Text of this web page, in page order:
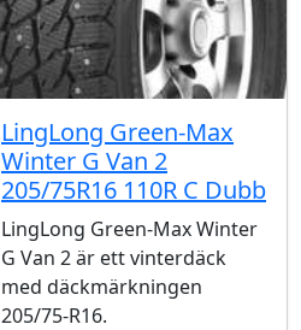
LingLong Green-Max
Winter G Van 2
205/75R16 110R C Dubb
LingLong Green-Max Winter
G Van 2 är ett vinterdäck
med däckmärkningen
205/75-R16.